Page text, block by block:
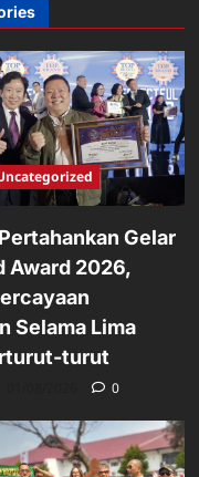
Gelar
Award 2026,
Selama Lima
turut
0